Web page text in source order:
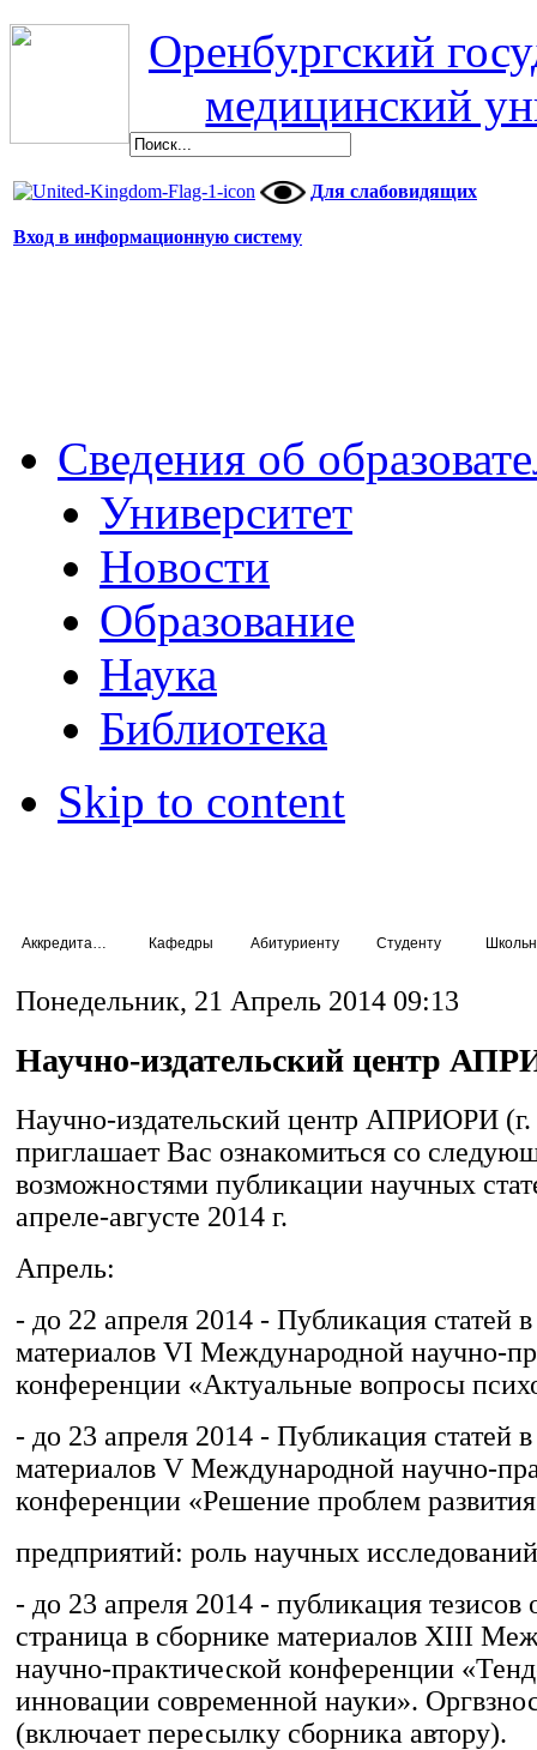
Оренбургский
медицинский
Для слабовидящих
Вход в информационную систему
Сведения об
Университет
Новости
Образование
Наука
Библиотека
Skip to content
Кафедры Абитуриенту Студенту
Понедельник, 21 Апрель 2014 09:13
Научно-издательский центр
Научно-издательский центр АПРИОРИ (г.
приглашает Вас ознакомиться со
возможностями публикации научных
апреле-августе 2014 г.
Апрель:
- до 22 апреля 2014 - Публикация статей
материалов VI Международной научно-
конференции «Актуальные вопросы
- до 23 апреля 2014 - Публикация статей
материалов V Международной научно-
конференции «Решение проблем развития
предприятий: роль научных
- до 23 апреля 2014 - публикация тезисов
страница в сборнике материалов XIII
научно-практической конференции
инновации современной науки».
(включает пересылку сборника автору).